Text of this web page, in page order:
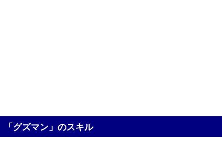
「グズマン」のスキル